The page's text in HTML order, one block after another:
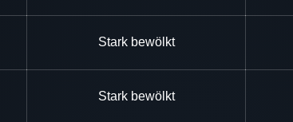
Stark bewölkt
Stark bewölkt